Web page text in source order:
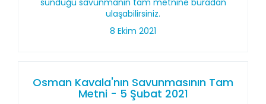
sunduğu savunmanın tam metnine buradan
ulaşabilirsiniz.
8 Ekim 2021
Osman Kavala'nın Savunmasının Tam
Metni - 5 Şubat 2021